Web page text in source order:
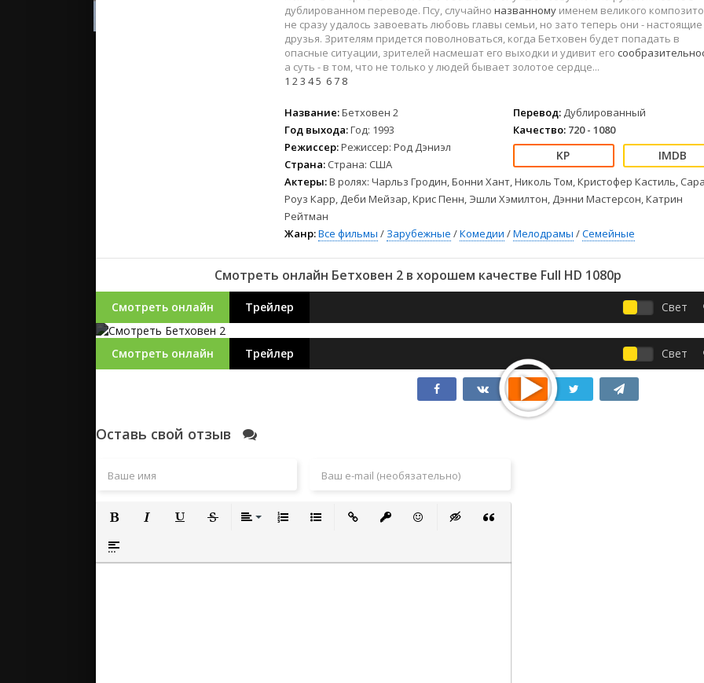
2022
2021
Русские
Зарубежные
Детские
Драмы
Комедии
Спорт
Триллеры
2022
2021
Зарубежные
Фильмы из соцетей
дублированном переводе. Псу, случайно названному именем великого
не сразу удалось завоевать любовь главы семьи, но зато теперь они - настоящие
друзья. Зрителям придется поволноваться, когда Бетховен будет попадать в
опасные ситуации, зрителей насмешат его выходки и удивит его
а суть - в том, что не только у людей бывает золотое сердце...
1 23 45 67 8
Название:Бетховен 2
Год выхода:Год: 1993
Режиссер:Режиссер: Род Дэниэл
Страна: Страна: США
Перевод: Дублированный
Качество: 720 - 1080
Актеры:В ролях: Чарльз Гродин, Бонни Хант, Николь Том, Кристофер Кастиль, Сара
Роуз Карр, Деби Мейзар, Крис Пенн, Эшли Хэмилтон, Дэнни Мастерсон, Катрин
Рейтман
Жанр:Все фильмы / Зарубежные /Комедии /Мелодрамы /Семейные
Смотреть онлайн Бетховен 2 в хорошем качестве Full HD 1080p
Смотреть онлайн Трейлер Свет
Смотреть онлайн Трейлер Свет
Оставь свой отзыв
Полужирный
Вставка спойлера